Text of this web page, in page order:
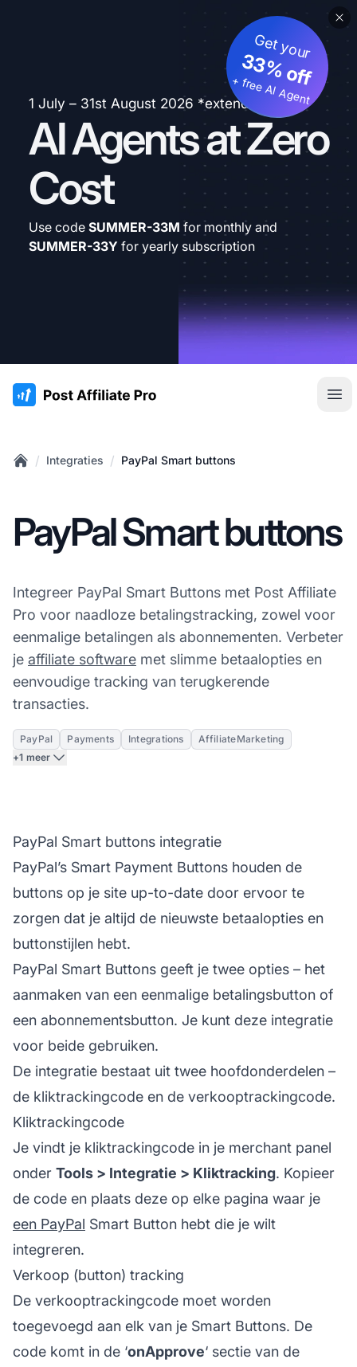
1 July – 31st August 2026 *extended
AI Agents at Zero
Cost
Get your
33% off
+ free AI Agent
Use code SUMMER-33M for monthly and
SUMMER-33Y for yearly subscription
:site.title
/ Integraties / PayPal Smart buttons
PayPal Smart buttons
Integreer PayPal Smart Buttons met Post Affiliate
Pro voor naadloze betalingstracking, zowel voor
eenmalige betalingen als abonnementen. Verbeter
je affiliate software met slimme betaalopties en
eenvoudige tracking van terugkerende
transacties.
PayPal Payments Integrations
AffiliateMarketing
+1 meer
PayPal Smart buttons integratie
PayPal’s Smart Payment Buttons houden de
buttons op je site up-to-date door ervoor te
zorgen dat je altijd de nieuwste betaalopties en
buttonstijlen hebt.
PayPal Smart Buttons geeft je twee opties – het
aanmaken van een eenmalige betalingsbutton of
een abonnementsbutton. Je kunt deze integratie
voor beide gebruiken.
De integratie bestaat uit twee hoofdonderdelen –
de kliktrackingcode en de verkooptrackingcode.
Kliktrackingcode
Je vindt je kliktrackingcode in je merchant panel
onder Tools > Integratie > Kliktracking. Kopieer
de code en plaats deze op elke pagina waar je
een PayPal Smart Button hebt die je wilt
integreren.
Verkoop (button) tracking
De verkooptrackingcode moet worden
toegevoegd aan elk van je Smart Buttons. De
code komt in de ‘onApprove‘ sectie van de